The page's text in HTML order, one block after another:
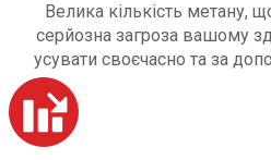
Велика кількість метану,
серйозна загроза вашому
усувати своєчасно та за